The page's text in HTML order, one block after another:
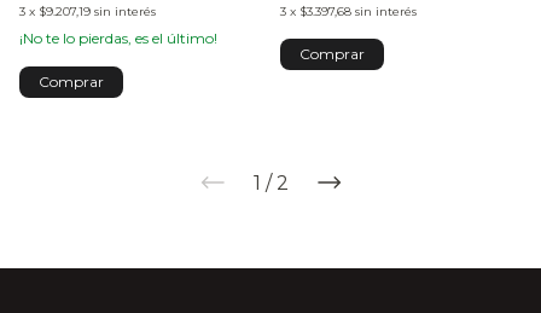
3 x $9.207,19 sin interés
¡No te lo pierdas, es el último!
3 x $3.397,68 sin interés
Comprar
1 / 2